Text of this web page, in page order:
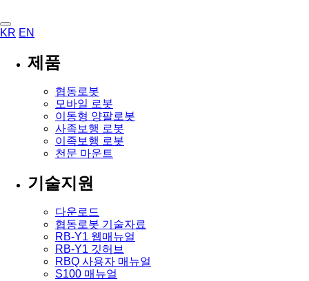
KR EN
제품
협동로봇
모바일 로봇
이동형 양팔로봇
사족보행 로봇
이족보행 로봇
천문 마운트
기술지원
다운로드
협동로봇 기술자료
RB-Y1 웹매뉴얼
RB-Y1 깃허브
RBQ 사용자 매뉴얼
S100 매뉴얼